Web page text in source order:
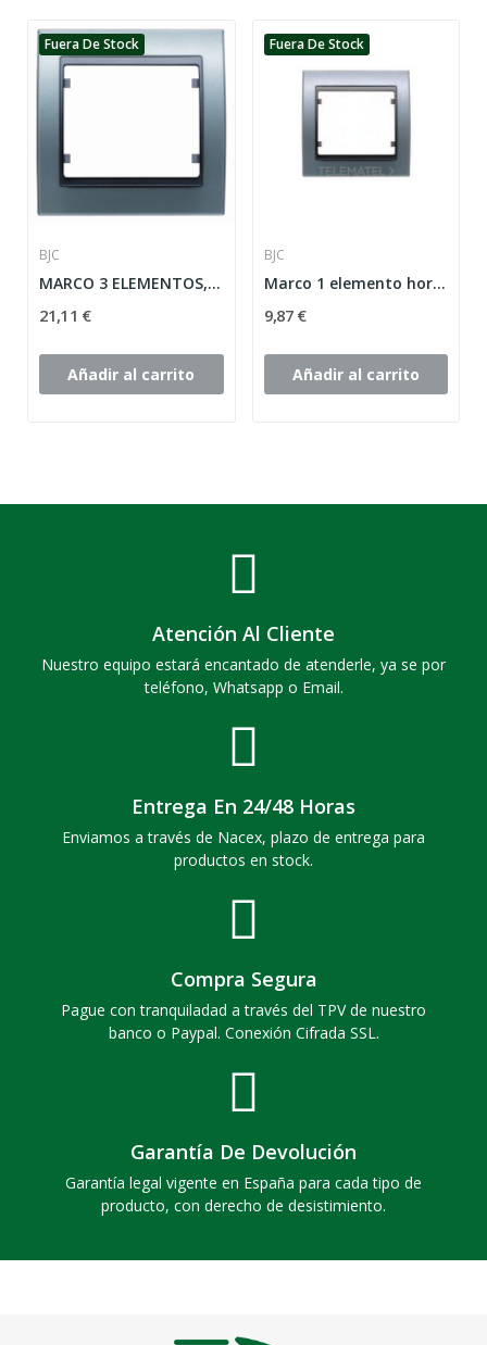
Fuera De Stock
BJC
MARCO 3 ELEMENTOS, ALUMINIO-FUSION VERTICAL...
21,11 €
Añadir al carrito
Fuera De Stock
BJC
Marco 1 elemento horizontal vertical serie Mega...
9,87 €
Añadir al carrito
Atención Al Cliente
Nuestro equipo estará encantado de atenderle, ya se por
teléfono, Whatsapp o Email.
Entrega En 24/48 Horas
Enviamos a través de Nacex, plazo de entrega para
productos en stock.
Compra Segura
Pague con tranquiladad a través del TPV de nuestro
banco o Paypal. Conexión Cifrada SSL.
Garantía De Devolución
Garantía legal vigente en España para cada tipo de
producto, con derecho de desistimiento.